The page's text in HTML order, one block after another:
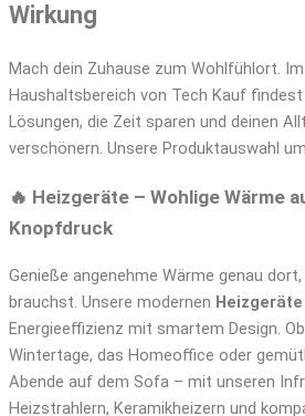
Wirkung
Mach dein Zuhause zum Wohlfühlort. Im
Haushaltsbereich von Tech Kauf
Lösungen, die Zeit sparen und deinen
verschönern. Unsere Produktauswahl
🔥 Heizgeräte – Wohlige Wärme
Knopfdruck
Genieße angenehme Wärme genau
brauchst. Unsere modernen Heizgeräte
Energieeffizienz mit smartem Design.
Wintertage, das Homeoffice oder
Abende auf dem Sofa – mit unseren
Heizstrahlern, Keramikheizern und